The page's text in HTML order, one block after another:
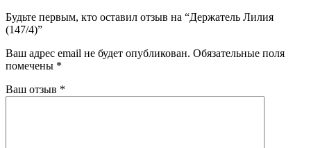
Будьте первым, кто оставил отзыв на “Держатель Лилия
(147/4)”
Ваш адрес email не будет опубликован. Обязательные поля
помечены *
Ваш отзыв *